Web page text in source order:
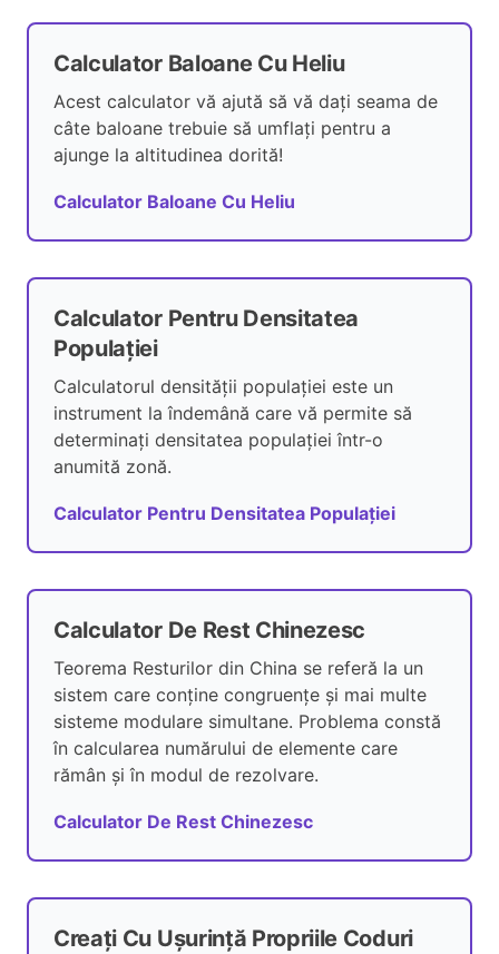
Calculator Baloane Cu Heliu
Acest calculator vă ajută să vă dați seama de
câte baloane trebuie să umflați pentru a
ajunge la altitudinea dorită!
Calculator Baloane Cu Heliu
Calculator Pentru Densitatea
Populației
Calculatorul densității populației este un
instrument la îndemână care vă permite să
determinați densitatea populației într-o
anumită zonă.
Calculator Pentru Densitatea Populației
Calculator De Rest Chinezesc
Teorema Resturilor din China se referă la un
sistem care conține congruențe și mai multe
sisteme modulare simultane. Problema constă
în calcularea numărului de elemente care
rămân și în modul de rezolvare.
Calculator De Rest Chinezesc
Creați Cu Ușurință Propriile Coduri